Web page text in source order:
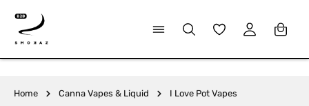
springen
Du hast 0
Home Canna Vapes & Liquid I Love Pot Vapes